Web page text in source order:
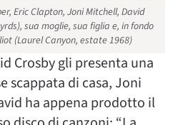
Eric Clapton, Joni Mitchell, David
sua moglie, sua figlia e, in fondo
(Laurel Canyon, estate 1968)
Crosby gli presenta una
scappata di casa, Joni
ha appena prodotto il